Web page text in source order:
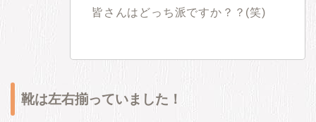
皆さんはどっち派ですか？？(笑)
靴は左右揃っていました！